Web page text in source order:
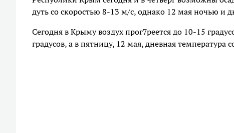
дуть со скоростью 8-13 м/с, однако 12 мая ночью
Сегодня в Крыму воздух прог7реется до 10-15
градусов, а в пятницу, 12 мая, дневная температура